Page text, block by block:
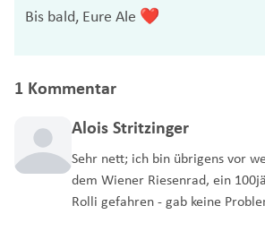
Bis bald, Eure Ale ❤️
1 Kommentar
Alois Stritzinger
Sehr nett; ich bin übrigens vor
dem Wiener Riesenrad, ein
Rolli gefahren - gab keine